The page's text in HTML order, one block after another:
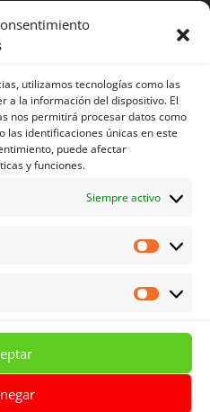
utilizamos tecnologías como las
a la información del dispositivo. El
nos permitirá procesar datos como
las identificaciones únicas en este
puede afectar
y funciones.
Siempre activo
ampliar la
enlace:
sociales